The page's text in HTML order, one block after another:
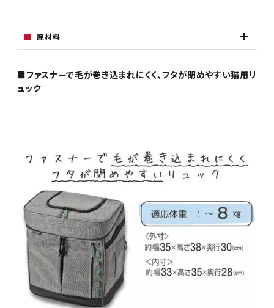
原材料
■ファスナーで毛が巻き込まれにくく、フタが閉めやすい猫用リ
ュック